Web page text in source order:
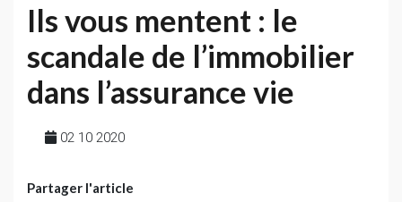
Ils vous mentent : le
scandale de l’immobilier
dans l’assurance vie
02 10 2020
Partager l'article